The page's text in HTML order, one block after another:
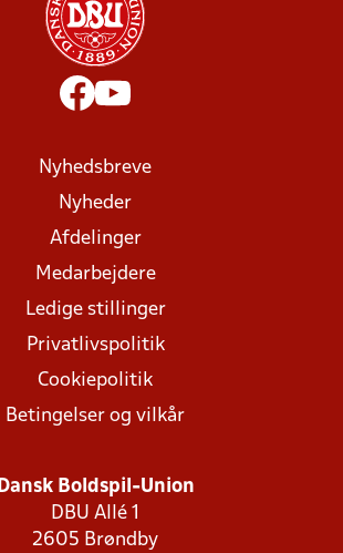
Nyhedsbreve
Nyheder
Afdelinger
Medarbejdere
Ledige stillinger
Privatlivspolitik
Cookiepolitik
Betingelser og vilkår
Dansk Boldspil-Union
DBU Allé 1
2605 Brøndby